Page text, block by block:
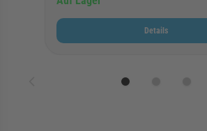
Details